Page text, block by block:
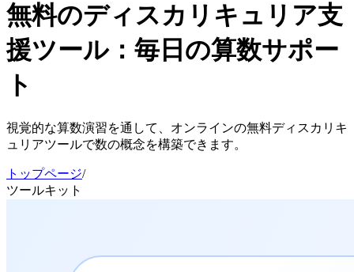
無料のディスカリキュリア支
援ツール：毎日の算数サポー
ト
視覚的な算数演習を通して、オンラインの無料ディスカリキ
ュリアツールで数の概念を構築できます。
トップページ/
ツールキット